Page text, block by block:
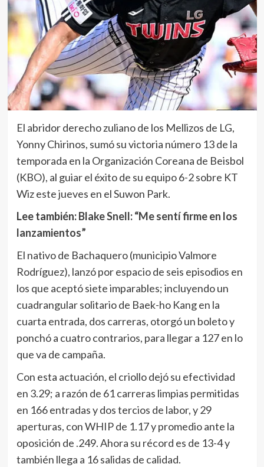
El abridor derecho zuliano de los Mellizos de LG,
Yonny Chirinos, sumó su victoria número 13 de la
temporada en la Organización Coreana de Beisbol
(KBO), al guiar el éxito de su equipo 6-2 sobre KT
Wiz este jueves en el Suwon Park.
Lee también:Blake Snell: “Me sentí firme en los
lanzamientos”
El nativo de Bachaquero (municipio Valmore
Rodríguez), lanzó por espacio de seis episodios en
los que aceptó siete imparables; incluyendo un
cuadrangular solitario de Baek-ho Kang en la
cuarta entrada, dos carreras, otorgó un boleto y
ponchó a cuatro contrarios, para llegar a 127 en lo
que va de campaña.
Con esta actuación, el criollo dejó su efectividad
en 3.29; a razón de 61 carreras limpias permitidas
en 166 entradas y dos tercios de labor, y 29
aperturas, con WHIP de 1.17 y promedio ante la
oposición de .249. Ahora su récord es de 13-4 y
también llega a 16 salidas de calidad.